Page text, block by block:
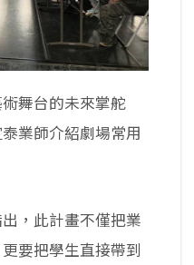
舞台的未來掌舵
業師介紹劇場常用
，此計畫不僅把業
要把學生直接帶到